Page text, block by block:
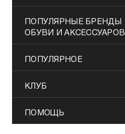
ПОПУЛЯРНЫЕ БРЕНДЫ
ОБУВИ И АКСЕССУАРОВ
ПОПУЛЯРНОЕ
КЛУБ
ПОМОЩЬ